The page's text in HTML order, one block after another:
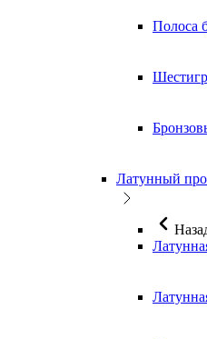
Полоса
Латунный